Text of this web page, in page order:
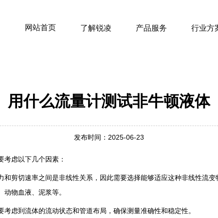
网站首页 了解锐凌 产品服务 行业方
用什么流量计测试非牛顿液体
发布时间：2025-06-23
虑以下几个因素‌：
和剪切速率之间是非线性关系，因此需要选择能够适应这种非线性流
物血液、泥浆等‌。
虑到流体的流动状态和管道布局，确保测量准确性和稳定性。‌